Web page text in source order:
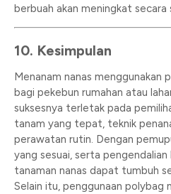
berbuah akan meningkat secara
10. Kesimpulan
Menanam nanas menggunakan
bagi pekebun rumahan atau
suksesnya terletak pada
tanam yang tepat, teknik
perawatan rutin. Dengan
yang sesuai, serta
tanaman nanas dapat tumbuh
Selain itu, penggunaan polybag